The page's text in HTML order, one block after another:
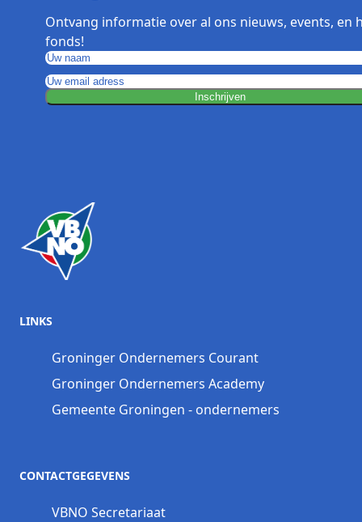
Ontvang informatie over al ons nieuws, events, en
fonds!
Inschrijven
LINKS
Groninger Ondernemers Courant
Groninger Ondernemers Academy
Gemeente Groningen - ondernemers
CONTACTGEGEVENS
VBNO Secretariaat